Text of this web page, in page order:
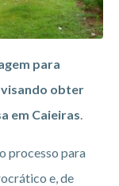
para
visando obter
em Caieiras.
processo para
e, de